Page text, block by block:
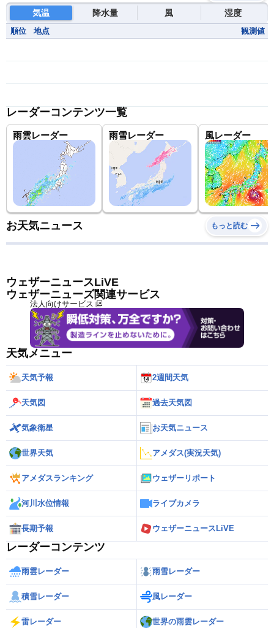
気温 降水量 風 湿度
順位 地点 観測値
レーダーコンテンツ一覧
雨雲レーダー 雨雪レーダー 風レーダー
お天気ニュース もっと読む
ウェザーニュースLiVE
ウェザーニューズ関連サービス
法人向けサービス
天気メニュー
天気予報 2週間天気
天気図 過去天気図
気象衛星 お天気ニュース
世界天気 アメダス(実況天気)
アメダスランキング ウェザーリポート
河川水位情報 ライブカメラ
長期予報 ウェザーニュースLiVE
レーダーコンテンツ
雨雲レーダー 雨雪レーダー
積雪レーダー 風レーダー
雷レーダー 世界の雨雲レーダー